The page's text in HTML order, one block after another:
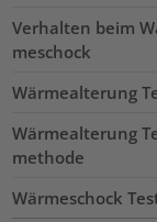
Verhalten beim
meschock
Wärmealterung
Wärmealterung
methode
Wärmeschock